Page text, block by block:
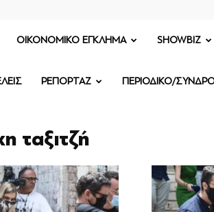
OIKONOMIKO ΕΓΚΛΗΜΑ SHOWBIZ
ΡΕΠΟΡΤΑΖ ΠΕΡΙΟΔΙΚΟ/
ταξιτζή